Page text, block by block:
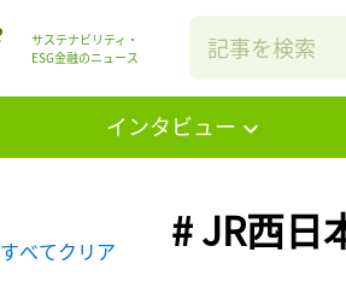
サステナビリティ・
ESG金融のニュース
インタビュー
すべてクリア # JR西日